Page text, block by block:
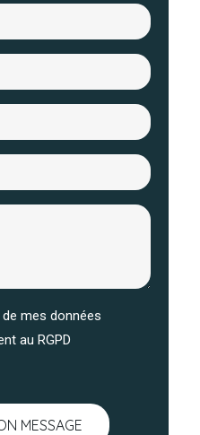
mes données
au RGPD
MESSAGE